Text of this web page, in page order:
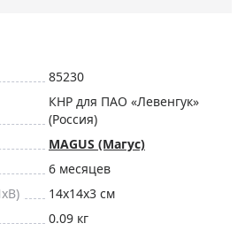
85230
КНР для ПАО «Левенгук»
(Россия)
MAGUS (Магус)
6 месяцев
14x14x3 см
0.09 кг